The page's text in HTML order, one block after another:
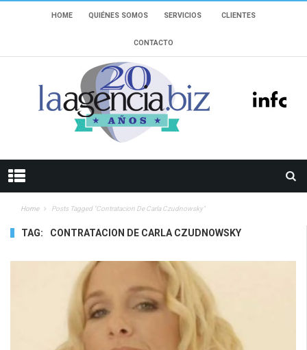
HOME QUIÉNES SOMOS SERVICIOS CLIENTES
CONTACTO
Home Posts Tagged "contratacion De Carla Czudnowsky"
TAG: CONTRATACION DE CARLA CZUDNOWSKY